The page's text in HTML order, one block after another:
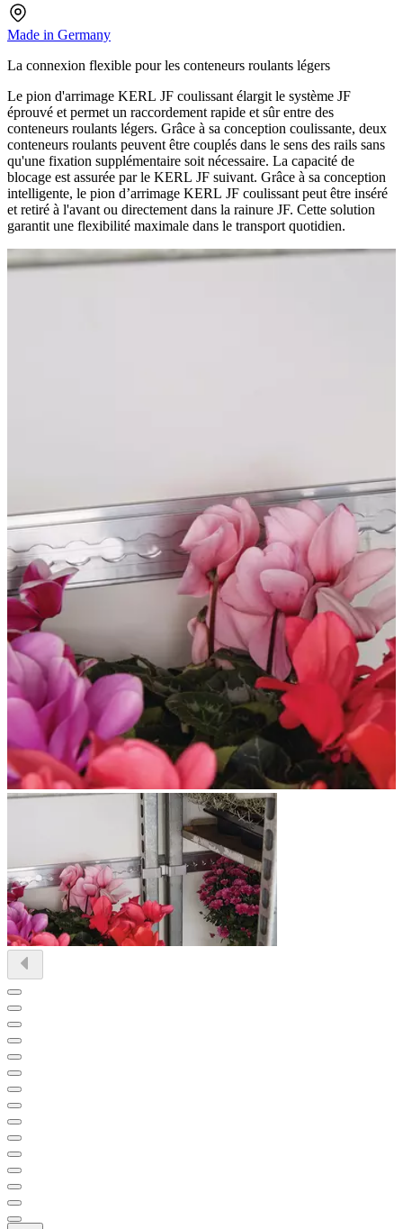
Made in Germany
La connexion flexible pour les conteneurs roulants légers
Le pion d'arrimage KERL JF coulissant élargit le système JF
éprouvé et permet un raccordement rapide et sûr entre des
conteneurs roulants légers. Grâce à sa conception coulissante, deux
conteneurs roulants peuvent être couplés dans le sens des rails sans
qu'une fixation supplémentaire soit nécessaire. La capacité de
blocage est assurée par le KERL JF suivant. Grâce à sa conception
intelligente, le pion d’arrimage KERL JF coulissant peut être inséré
et retiré à l'avant ou directement dans la rainure JF. Cette solution
garantit une flexibilité maximale dans le transport quotidien.